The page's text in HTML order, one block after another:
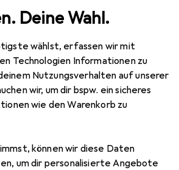
Deine Wahl.
wählst, erfassen wir mit
Technologien Informationen zu
Nutzungsverhalten auf unserer
wir, um dir bspw. ein sicheres
wie den Warenkorb zu
können wir diese Daten
um dir personalisierte Angebote
Kabelleitung Lapp ÖLFLEX HEAT 125
2 Bilder
HEAT 125